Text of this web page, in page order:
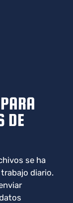
DE
se ha
diario.